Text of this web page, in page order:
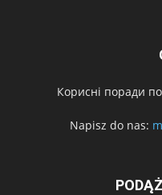
Корисні поради
Napisz do nas: